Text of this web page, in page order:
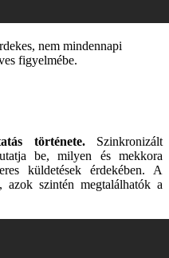
nem mindennapi
figyelmébe.
története.Szinkronizált
be, milyen és mekkora
küldetések érdekében. A
szintén megtalálhatók a